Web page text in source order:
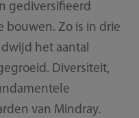
gediversifieerd
Zo is in drie
het aantal
Diversiteit,
van Mindray.